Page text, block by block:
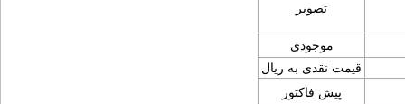
تصویر
موجودی
قیمت نقدی به ریال
پیش فاکتور